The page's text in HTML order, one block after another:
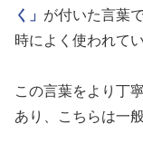
く」 が付いた言葉
時によく使われてい
この言葉をより丁
あり、こちらは一